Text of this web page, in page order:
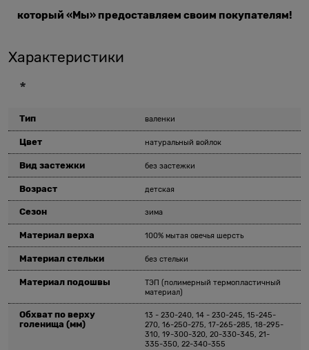
который «Мы» предоставляем своим покупателям!
Характеристики
*
Тип валенки
Цвет натуральный войлок
Вид застежки без застежки
Возраст детская
Сезон зима
Материал верха 100% мытая овечья шерсть
Материал стельки без стельки
Материал подошвы
ТЭП (полимерный термопластичный
материал)
Обхват по верху
голенища(мм)
13 - 230-240, 14 - 230-245, 15-245-
270, 16-250-275, 17-265-285, 18-295-
310, 19-300-320, 20-330-345, 21-
335-350, 22-340-355